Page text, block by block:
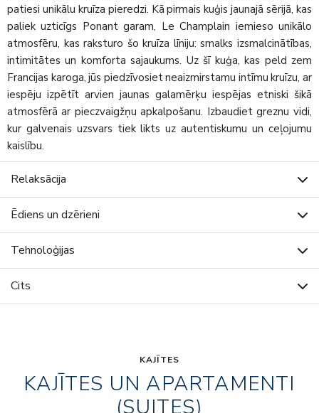
patiesi unikālu kruīza pieredzi. Kā pirmais kuģis jaunajā sērijā, kas
paliek uzticīgs Ponant garam, Le Champlain iemieso unikālo
atmosfēru, kas raksturo šo kruīza līniju: smalks izsmalcinātības,
intimitātes un komforta sajaukums. Uz šī kuģa, kas peld zem
Francijas karoga, jūs piedzīvosiet neaizmirstamu intīmu kruīzu, ar
iespēju izpētīt arvien jaunas galamērķu iespējas etniski šikā
atmosfērā ar pieczvaigžņu apkalpošanu. Izbaudiet greznu vidi,
kur galvenais uzsvars tiek likts uz autentiskumu un ceļojumu
kaislību.
Relaksācija
Ēdiens un dzērieni
Tehnoloģijas
Cits
KAJĪTES
KAJĪTES UN APARTAMENTI
(SUITES)